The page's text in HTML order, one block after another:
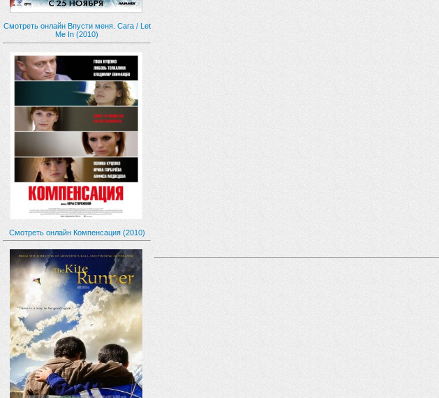
Смотреть онлайн Впусти меня. Сага / Let
Me In (2010)
Смотреть онлайн Компенсация (2010)